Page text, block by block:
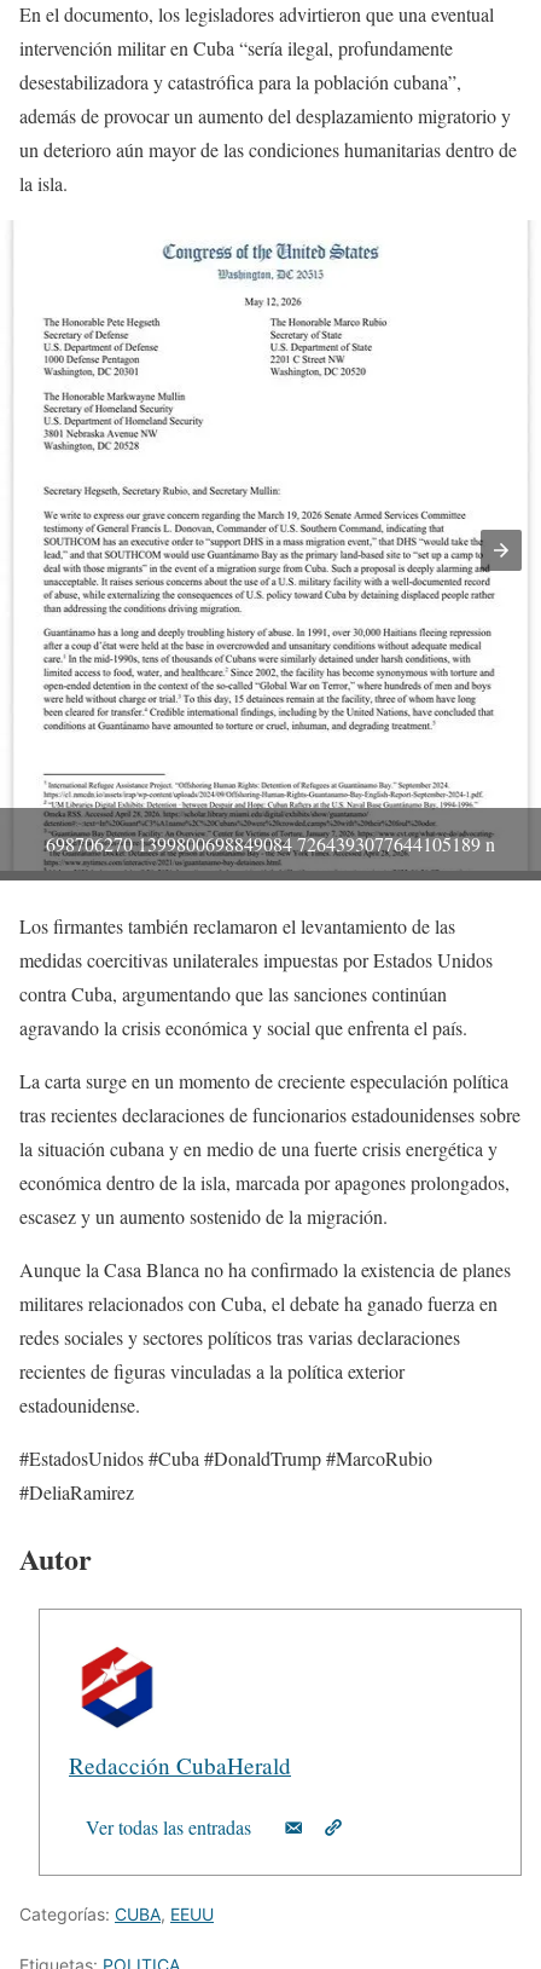
En el documento, los legisladores advirtieron que una eventual
intervención militar en Cuba “sería ilegal, profundamente
desestabilizadora y catastrófica para la población cubana”,
además de provocar un aumento del desplazamiento migratorio y
un deterioro aún mayor de las condiciones humanitarias dentro de
la isla.
698706270 1399800698849084 7264393077644105189 n
Los firmantes también reclamaron el levantamiento de las
medidas coercitivas unilaterales impuestas por Estados Unidos
contra Cuba, argumentando que las sanciones continúan
agravando la crisis económica y social que enfrenta el país.
La carta surge en un momento de creciente especulación política
tras recientes declaraciones de funcionarios estadounidenses sobre
la situación cubana y en medio de una fuerte crisis energética y
económica dentro de la isla, marcada por apagones prolongados,
escasez y un aumento sostenido de la migración.
Aunque la Casa Blanca no ha confirmado la existencia de planes
militares relacionados con Cuba, el debate ha ganado fuerza en
redes sociales y sectores políticos tras varias declaraciones
recientes de figuras vinculadas a la política exterior
estadounidense.
#EstadosUnidos #Cuba #DonaldTrump #MarcoRubio
#DeliaRamirez
Autor
Redacción CubaHerald
Ver todas las entradas
Categorías: CUBA, EEUU
Etiquetas: POLITICA